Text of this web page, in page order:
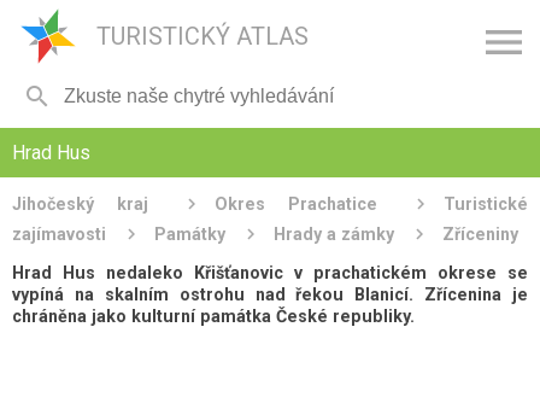
TURISTICKÝ ATLAS 

Hrad Hus
Jihočeský kraj Okres Prachatice
Turistické
zajímavosti
Památky Hrady a zámky
Zříceniny
Hrad Hus nedaleko Křišťanovic v prachatickém okrese se
vypíná na skalním ostrohu nad řekou Blanicí. Zřícenina je
chráněna jako kulturní památka České republiky.